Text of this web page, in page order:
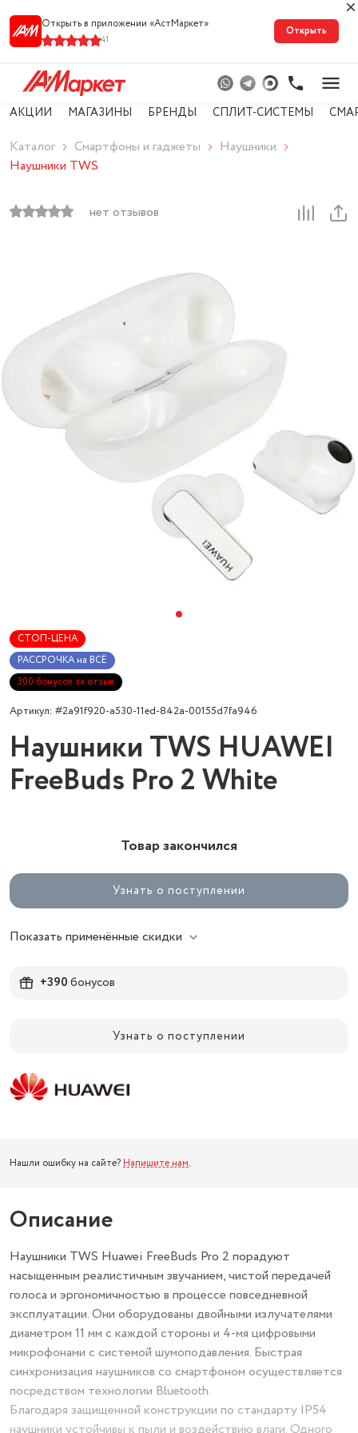
Открыть в приложении «АстМарке‪т‬»
41
Открыть
АКЦИИ МАГАЗИНЫ БРЕНДЫ СПЛИТ-СИСТЕМЫ
Каталог Смартфоны и гаджеты
Наушники
Наушники TWS
нет отзывов
СТОП-ЦЕНА
РАССРОЧКА на ВСЁ
300 бонусов за отзыв
Артикул: #2a91f920-a530-11ed-842a-00155d7fa946
Наушники TWS HUAWEI
FreeBuds Pro 2 White
Товар закончился
Узнать о поступлении
Показать применённые скидки
+390бонусов
Узнать о поступлении
Нашли ошибку на сайте? Напишите нам.
Описание
Наушники TWS Huawei FreeBuds Pro 2 порадуют
насыщенным реалистичным звучанием, чистой передачей
голоса и эргономичностью в процессе повседневной
эксплуатации. Они оборудованы двойными излучателями
диаметром 11 мм с каждой стороны и 4-мя цифровыми
микрофонами с системой шумоподавления. Быстрая
синхронизация наушников со смартфоном осуществляется
посредством технологии Bluetooth.
Благодаря защищенной конструкции по стандарту IP54